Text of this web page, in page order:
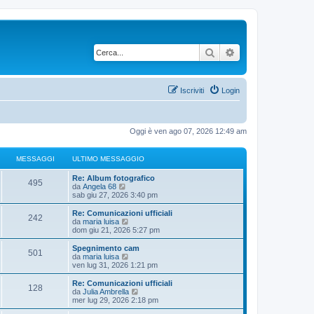
Cerca
Login
Iscriviti
Oggi è ven ago 07, 2026 12:49 am
MESSAGGI ULTIMO MESSAGGIO
495M
s
s
a
g
g
i
U
l
t
i
m
o
m
s
s
a
g
i
o
Re: Album fotografico
da Angela 68
e
d
i
u
l
m
o
m
s
s
a
g
sab giu 27, 2026 3:40 pm
242M
s
s
a
g
U
l
t
i
m
o
m
s
s
a
g
Re: Comunicazioni ufficiali
da maria luisa
e
d
i
i
m
o
m
dom giu 21, 2026 5:27 pm
501
s
s
U
l
t
i
m
o
m
Spegnimento cam
da maria luisa
e
d
i
u
ven lug 31, 2026 1:21 pm
128M
U
l
t
i
Re: Comunicazioni ufficiali
da Julia Ambrella
e
d
mer lug 29, 2026 2:18 pm